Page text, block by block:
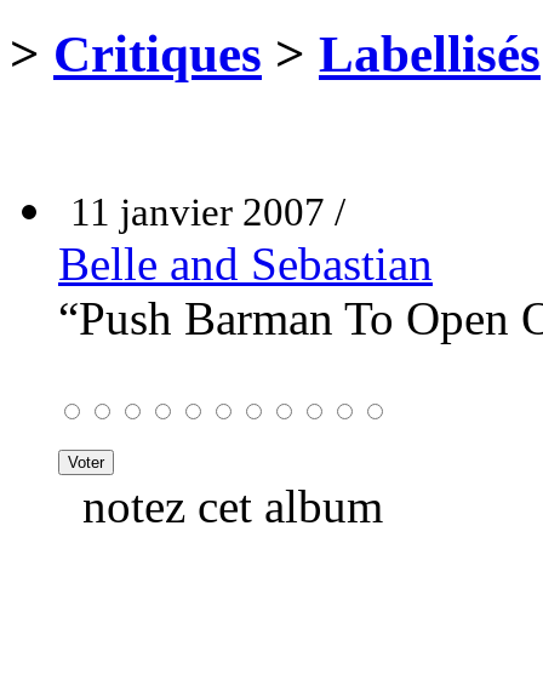
> Critiques > Labellisés
11 janvier 2007 /
Belle and Sebastian
“Push Barman To Open
notez cet album